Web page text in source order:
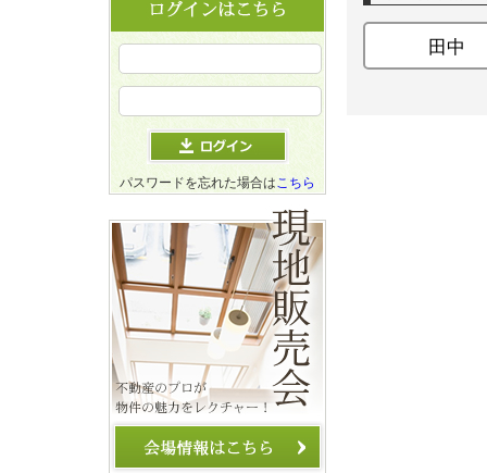
田中
パスワードを忘れた場合はこちら